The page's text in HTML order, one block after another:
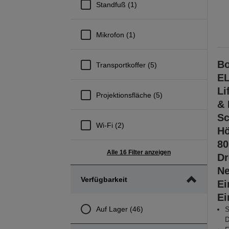
Standfuß (1)
Mikrofon (1)
Transportkoffer (5)
Projektionsfläche (5)
Wi-Fi (2)
Alle 16 Filter anzeigen
Verfügbarkeit
Auf Lager (46)
&